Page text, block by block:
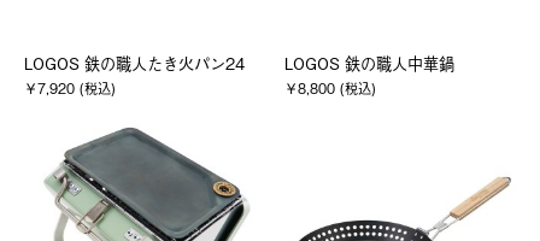
LOGOS 鉄の職人たき火パン24
￥7,920 (税込)
LOGOS 鉄の職人中華鍋
￥8,800 (税込)